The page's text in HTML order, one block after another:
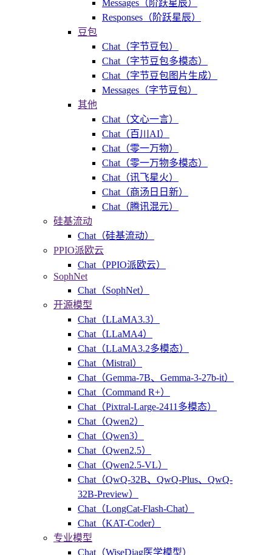
Messages（阶跃星辰）
Responses（阶跃星辰）
豆包
Chat（字节豆包）
Chat（字节豆包多模态）
Chat（字节豆包图片生成）
Messages（字节豆包）
其他
Chat（文心一言）
Chat（百川AI）
Chat（零一万物）
Chat（零一万物多模态）
Chat（讯飞星火）
Chat（商汤日日新）
Chat（腾讯混元）
硅基流动
Chat（硅基流动）
PPIO派欧云
Chat（PPIO派欧云）
SophNet
Chat（SophNet）
开源模型
Chat（LLaMA3.3）
Chat（LLaMA4）
Chat（LLaMA3.2多模态）
Chat（Mistral）
Chat（Gemma-7B、Gemma-3-27b-it）
Chat（Command R+）
Chat（Pixtral-Large-2411多模态）
Chat（Qwen2）
Chat（Qwen3）
Chat（Qwen2.5）
Chat（Qwen2.5-VL）
Chat（QwQ-32B、QwQ-Plus、QwQ-
32B-Preview）
Chat（LongCat-Flash-Chat）
Chat（KAT-Coder）
专业模型
Chat（WiseDiag医学模型）